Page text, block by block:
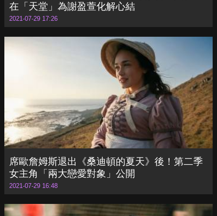
席歐詹姆斯退出《桑迪頓的夏天》後！第二季
女主角「兩大戀愛對象」公開
2021-07-29 16:48